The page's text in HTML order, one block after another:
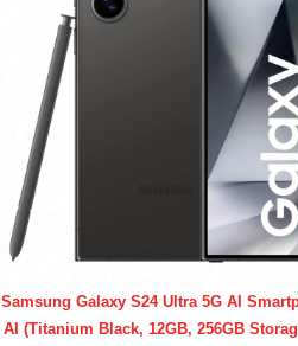
Samsung Galaxy S24 Ultra 5G AI
AI (Titanium Black, 12GB, 256GB